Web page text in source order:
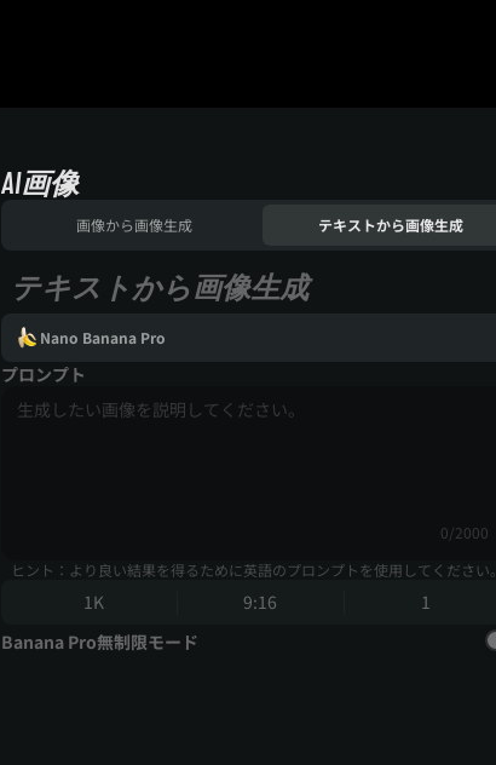
AI画像
画像から画像生成 テキストから画像生成
テキストから画像生成
Nano Banana Pro
プロンプト
0/2000
ヒント：より良い結果を得るために英語のプロンプトを使用してください。
1K 9:16
1
Banana Pro無制限モード